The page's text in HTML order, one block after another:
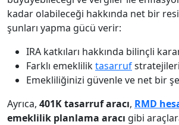
kadar olabileceği hakkında net bir
şunları yapma gücü verir:
IRA katkıları hakkında bilinçli
Farklı emekliliktasarruf
Emekliliğinizi güvenle ve net bir
Ayrıca, 401K tasarruf aracı, RMD
emeklilik planlama aracı gibi